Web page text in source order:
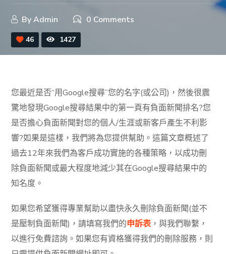
ByAdmin 0 Comments
46 1427
您最近是否“用Google搜尋”您的名字(或公司)，然後很震
驚地發現Google搜尋結果中的第一頁有負面新聞排名?您
是否擔心負面新聞對您的個人/生涯或新客戶產生不利影
響?如果是這樣，我們將為您提供幫助。這篇文章概述了
過去12年來我們為客戶成功實施的各種策略，以成功刪
除負面新聞或最大程度地減少其在Google搜尋結果中的
知名度。
如果您希望獲得專業幫助以盡快永久刪除負面新聞(並不
是壓制負面新聞)，請填寫我們的申訴表，與我們聯繫，
以進行免費諮詢。如果您有資格獲得我們的刪除服務，則